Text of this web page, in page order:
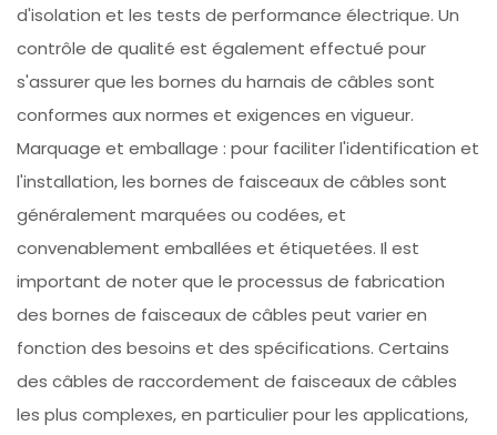
d'isolation et les tests de performance électrique. Un
contrôle de qualité est également effectué pour
s'assurer que les bornes du harnais de câbles sont
conformes aux normes et exigences en vigueur.
Marquage et emballage : pour faciliter l'identification et
l'installation, les bornes de faisceaux de câbles sont
généralement marquées ou codées, et
convenablement emballées et étiquetées. Il est
important de noter que le processus de fabrication
des bornes de faisceaux de câbles peut varier en
fonction des besoins et des spécifications. Certains
des câbles de raccordement de faisceaux de câbles
les plus complexes, en particulier pour les applications,